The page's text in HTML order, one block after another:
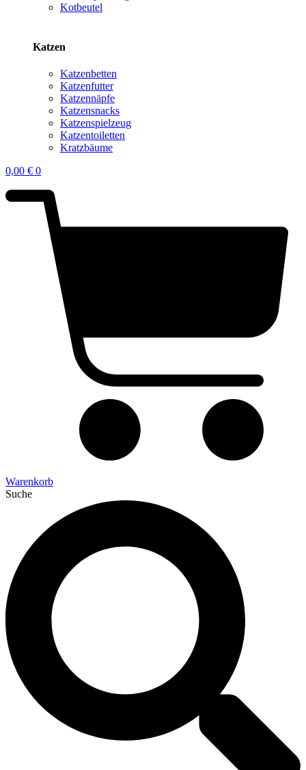
Kotbeutel
Katzen
Katzenbetten
Katzenfutter
Katzennäpfe
Katzensnacks
Katzenspielzeug
Katzentoiletten
Kratzbäume
0,00 € 0
Warenkorb
Suche